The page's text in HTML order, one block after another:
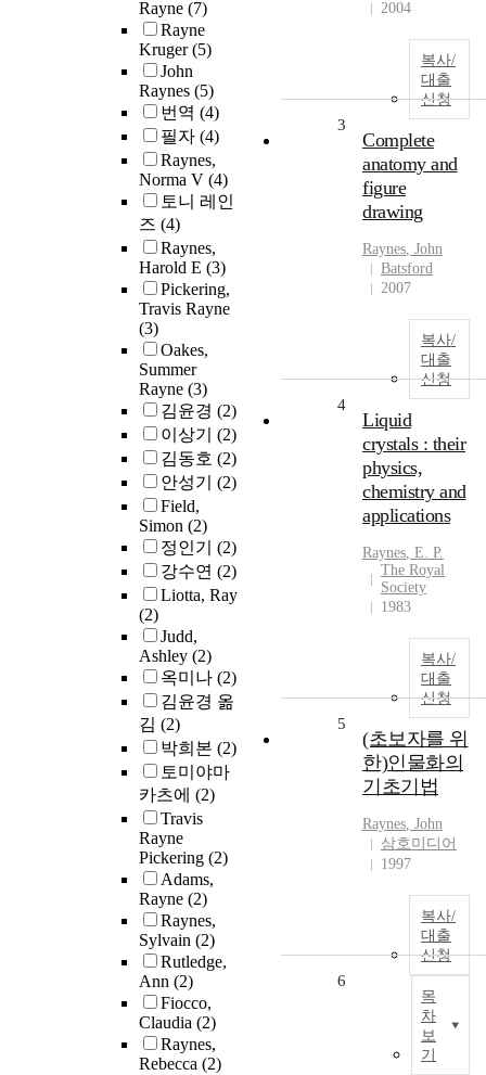
Rayne (7)
Rayne
Kruger(5)
John
Raynes (5)
번역 (4)
필자 (4)
Raynes,
Norma V (4)
토니 레인
즈 (4)
Raynes,
Harold E (3)
Pickering,
Travis Rayne
(3)
Oakes,
Summer
Rayne (3)
김윤경 (2)
이상기 (2)
김동호 (2)
안성기 (2)
Field,
Simon (2)
정인기 (2)
강수연 (2)
Liotta, Ray
(2)
Judd,
Ashley (2)
옥미나 (2)
김윤경 옮
김 (2)
박희본 (2)
토미야마
카츠에 (2)
Travis
Rayne
Pickering (2)
Adams,
Rayne (2)
Raynes,
Sylvain (2)
Rutledge,
Ann (2)
Fiocco,
Claudia (2)
Raynes,
Rebecca (2)
2004
복사/
대출
신청
3
Complete
anatomy and
figure
drawing
Raynes, John
Batsford
2007
복사/
대출
신청
4
Liquid
crystals : their
physics,
chemistry and
applications
Raynes, E. P.
The Royal
Society
1983
복사/
대출
신청
5
(초보자를 위
한)인물화의
기초기법
Raynes, John
삼호미디어
1997
복사/
대출
신청
목
차
보
기
6